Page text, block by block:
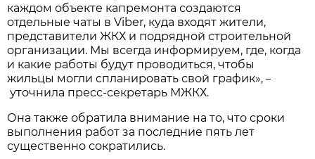
каждом объекте капремонта создаются
отдельные чаты в Viber, куда входят жители,
представители ЖКХ и подрядной строительной
организации. Мы всегда информируем, где, когда
и какие работы будут проводиться, чтобы
жильцы могли спланировать свой график»,–
уточнила пресс-секретарь МЖКХ.
Она также обратила внимание на то, что сроки
выполнения работ за последние пять лет
существенно сократились.